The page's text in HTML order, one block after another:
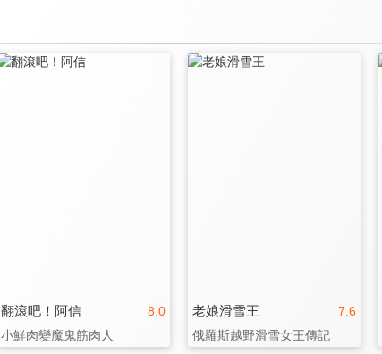
8.0
翻滾吧！阿信
小鮮肉變魔鬼筋肉人
7.6
老娘滑雪王
俄羅斯越野滑雪女王傳記